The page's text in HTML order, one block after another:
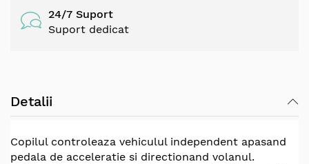
24/7 Suport
Suport dedicat
Detalii
Copilul controleaza vehiculul independent apasand
pedala de acceleratie si directionand volanul.